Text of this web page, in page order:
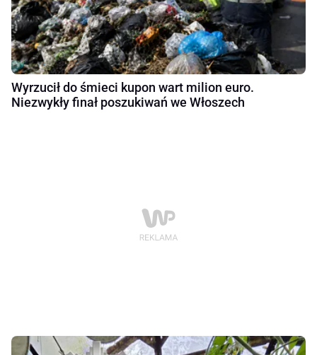
Wyrzucił do śmieci kupon wart milion euro.
Niezwykły finał poszukiwań we Włoszech